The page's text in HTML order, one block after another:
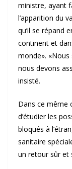
ministre, ayant
l’apparition du
qu’il se répand
continent et
monde».
nous devons
insisté.
Dans ce même
d’étudier les
bloqués à
sanitaire
un retour sûr et